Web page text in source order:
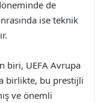
de
ise teknik
biri, UEFA Avrupa
birlikte, bu prestijli
ve önemli